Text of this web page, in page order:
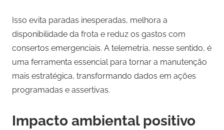
Isso evita paradas inesperadas, melhora a
disponibilidade da frota e reduz os gastos com
consertos emergenciais. A telemetria, nesse sentido, é
uma ferramenta essencial para tornar a manutenção
mais estratégica, transformando dados em ações
programadas e assertivas.
Impacto ambiental positivo